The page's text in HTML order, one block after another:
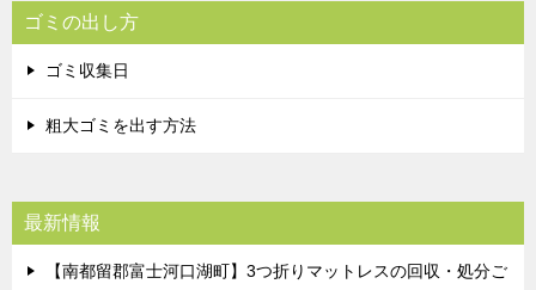
ゴミの出し方
ゴミ収集日
粗大ゴミを出す方法
最新情報
【南都留郡富士河口湖町】3つ折りマットレスの回収・処分ご